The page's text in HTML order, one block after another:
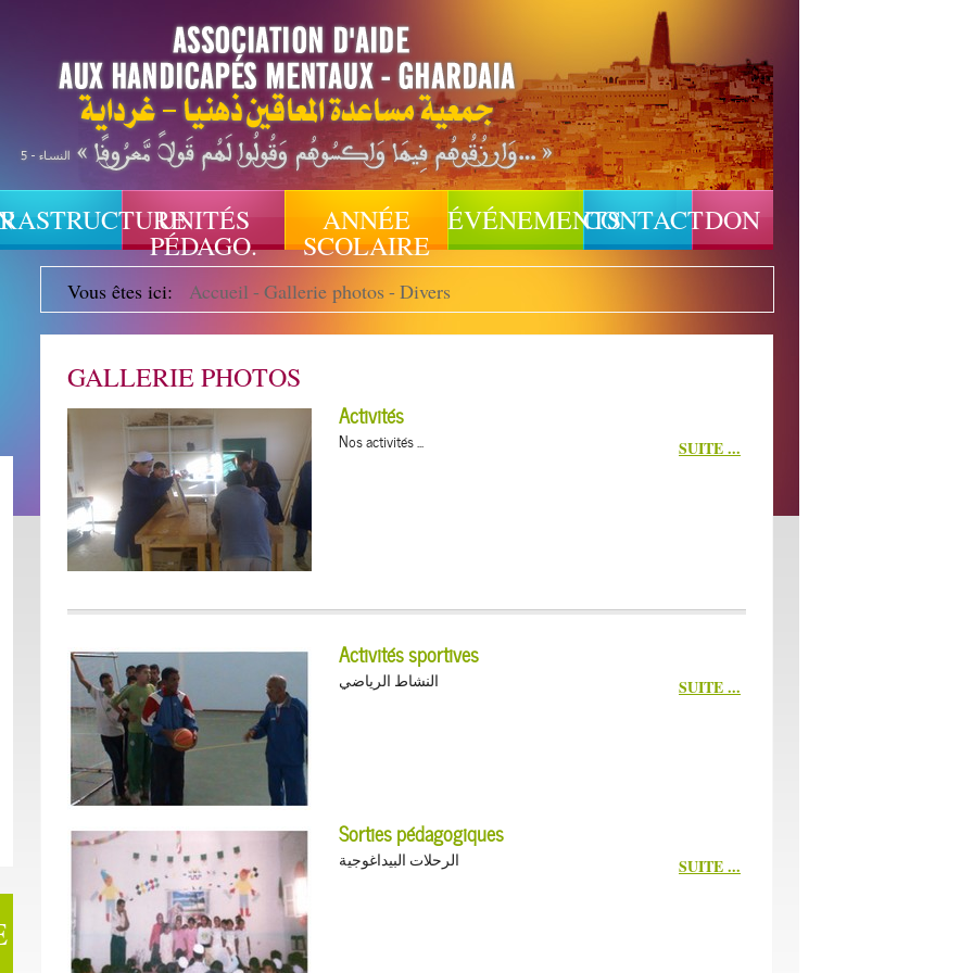
UNITÉS
PÉDAGO.
ANNÉE
SCOLAIRE
ÉVÉNEMENTSCONTACTDON
Vous êtes ici: Accueil - Gallerie photos - Divers
GALLERIE PHOTOS
Activités
Nos activités ... SUITE ...
Activités sportives
النشاط الرياضي SUITE ...
Sorties pédagogiques
الرحلات البيداغوجية SUITE ...